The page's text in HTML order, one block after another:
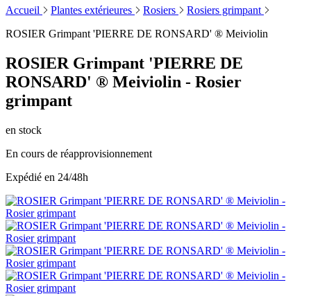
Accueil
Plantes extérieures Rosiers
Rosiers grimpant
ROSIER Grimpant 'PIERRE DE RONSARD' ® Meiviolin
ROSIER Grimpant 'PIERRE DE
RONSARD' ® Meiviolin - Rosier
grimpant
en stock
En cours de réapprovisionnement
Expédié en 24/48h